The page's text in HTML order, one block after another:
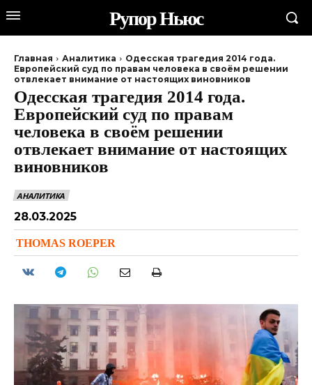
Рупор Ньюс
Главная Аналитика
Одесская трагедия 2014 года.
Европейский суд по правам человека в своём решении
отвлекает внимание от настоящих виновников
Одесская трагедия 2014 года.
Европейский суд по правам
человека в своём решении
отвлекает внимание от настоящих
виновников
АНАЛИТИКА
28.03.2025
THOMAS ROEPER